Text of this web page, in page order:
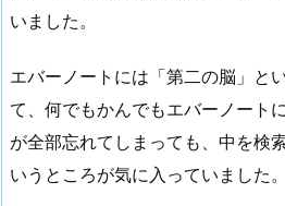
いました。
エバーノートには「第二の脳」と
て、何でもかんでもエバーノート
が全部忘れてしまっても、中を検
いうところが気に入っていました。